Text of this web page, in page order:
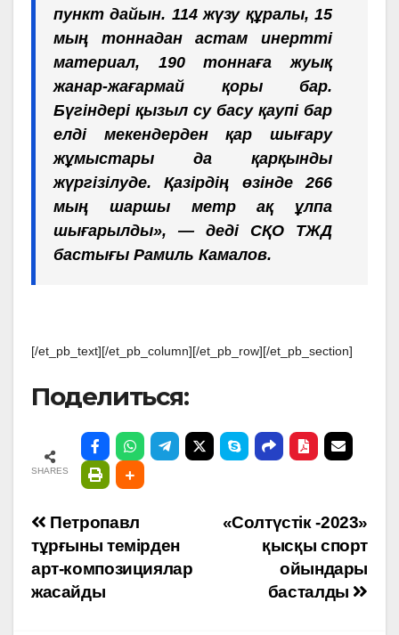
пункт дайын. 114 жүзу құралы, 15
мың тоннадан астам инертті
материал, 190 тоннаға жуық
жанар-жағармай қоры бар.
Бүгіндері қызыл су басу қаупі бар
елді мекендерден қар шығару
жұмыстары да қарқынды
жүргізілуде. Қазірдің өзінде 266
мың шаршы метр ақ ұлпа
шығарылды», — деді СҚО ТЖД
бастығы Рамиль Камалов.
[/et_pb_text][/et_pb_column][/et_pb_row][/et_pb_section]
Поделиться:
SHARES
Навигация
по
записям
«Солтүстік -2023»
қысқы спорт
ойындары
басталды
Петропавл
тұрғыны темірден
арт-композициялар
жасайды